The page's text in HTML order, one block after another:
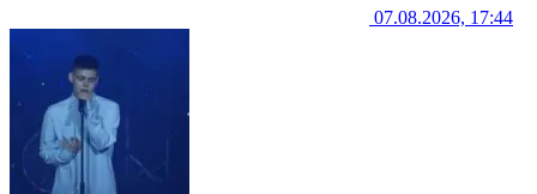
07.08.2026, 17:44